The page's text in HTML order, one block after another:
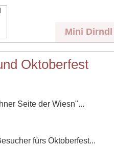
Mini Dirndl
Oktoberfest
Seite der Wiesn"...
fürs Oktoberfest...